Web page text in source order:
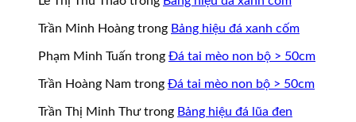
Trần Minh Hoàng trong Bảng hiệu đá xanh cốm
Phạm Minh Tuấn trong Đá tai mèo non bộ > 50cm
Trần Hoàng Nam trong Đá tai mèo non bộ > 50cm
Trần Thị Minh Thưtrong Bảng hiệu đá lũa đen